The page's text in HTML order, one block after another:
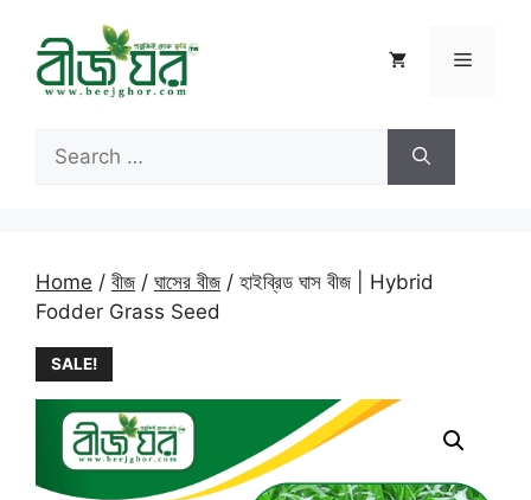
content
Menu
for:
Home / বীজ/ ঘাসের বীজ/ হাইব্রিড ঘাস বীজ | Hybrid
Fodder Grass Seed
SALE!